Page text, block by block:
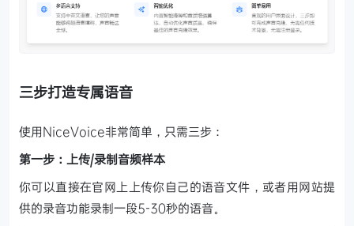
三步打造专属语音
使用NiceVoice非常简单，只需三步：
第一步：上传/录制音频样本
你可以直接在官网上上传你自己的语音文件，或者用网站提
供的录音功能录制一段5-30秒的语音。